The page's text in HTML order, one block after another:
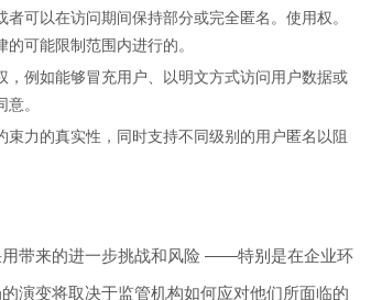
可以在访问期间保持部分或完全匿名。使用权。
可能限制范围内进行的。
例如能够冒充用户、以明文方式访问用户数据或
。
力的真实性，同时支持不同级别的用户匿名以阻
带来的进一步挑战和风险 ——特别是在企业环
演变将取决于监管机构如何应对他们所面临的